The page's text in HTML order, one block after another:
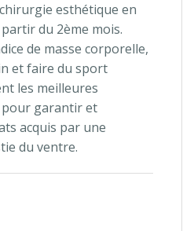
esthétique en
du 2ème mois.
de masse corporelle,
et faire du sport
les meilleures
pour garantir et
acquis par une
du ventre.